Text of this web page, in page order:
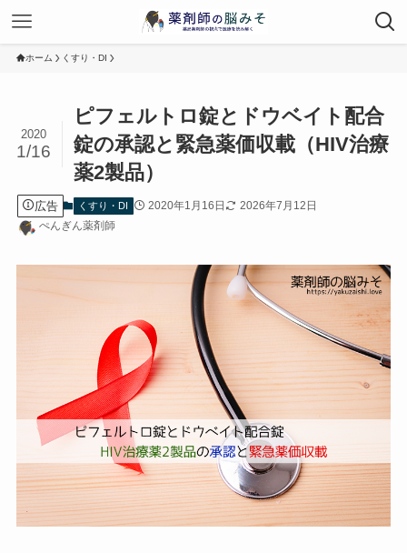
ホーム くすり・DI
ピフェルトロ錠とドウベイト配合
錠の承認と緊急薬価収載（HIV治療
薬2製品）
2020
1/16
広告 くすり・DI 2020年1月16日
2026年7月12日
ぺんぎん薬剤師